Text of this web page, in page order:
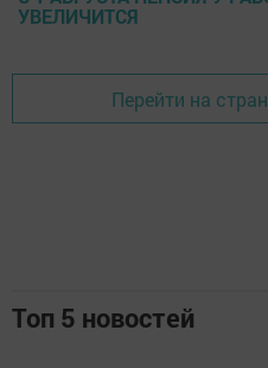
УВЕЛИЧИТСЯ
Перейти на
Топ 5 новостей